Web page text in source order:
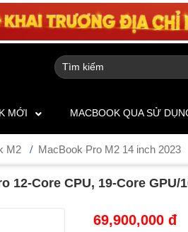
MỚI MACBOOK QUA SỬ
M2 MacBook Pro M2 14 inch 2023
12-Core CPU, 19-Core GPU/
69,900,000 đ